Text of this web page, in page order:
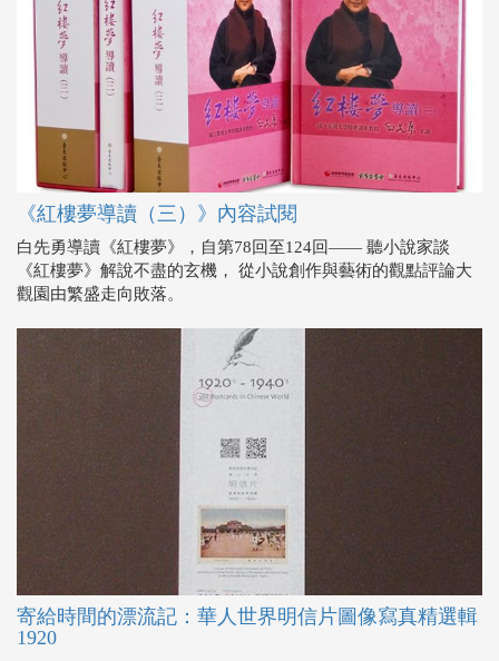
《紅樓夢導讀（三）》內容試閱
白先勇導讀《紅樓夢》，自第78回至124回―― 聽小說家談
《紅樓夢》解說不盡的玄機， 從小說創作與藝術的觀點評論大
觀園由繁盛走向敗落。
寄給時間的漂流記：華人世界明信片圖像寫真精選輯
1920